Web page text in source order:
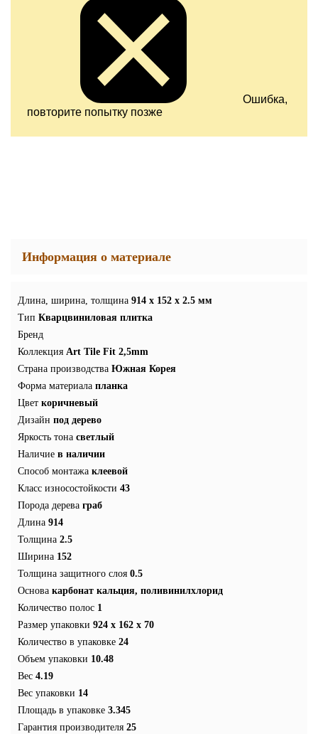
Ошибка,
повторите попытку позже
Информация о материале
Длина, ширина, толщина 914 x 152 x 2.5 мм
Тип Кварцвиниловая плитка
Бренд
Коллекция Art Tile Fit 2,5mm
Страна производства Южная Корея
Форма материала планка
Цвет коричневый
Дизайн под дерево
Яркость тона светлый
Наличие в наличии
Способ монтажа клеевой
Класс износостойкости 43
Порода дерева граб
Длина 914
Толщина 2.5
Ширина 152
Толщина защитного слоя 0.5
Основа карбонат кальция, поливинилхлорид
Количество полос 1
Размер упаковки 924 х 162 х 70
Количество в упаковке 24
Объем упаковки 10.48
Вес 4.19
Вес упаковки 14
Площадь в упаковке 3.345
Гарантия производителя 25